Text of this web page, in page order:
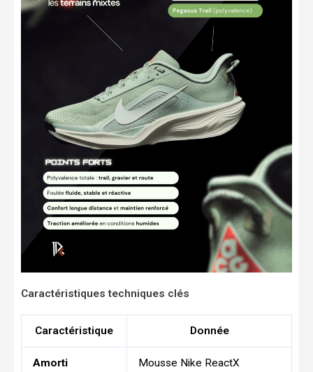
Caractéristiques techniques clés
Caractéristique Donnée
Amorti Mousse Nike ReactX